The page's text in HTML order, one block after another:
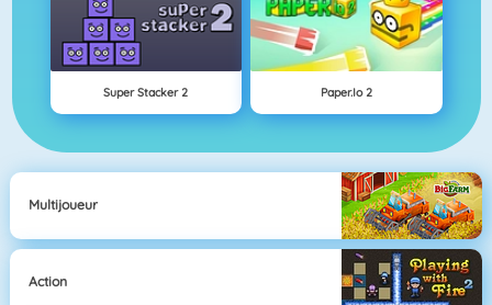
Super Stacker 2 Paper.io 2
Multijoueur
Action